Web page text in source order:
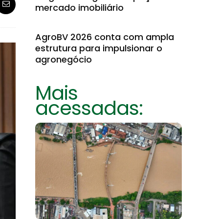
mercado imobiliário
AgroBV 2026 conta com ampla
estrutura para impulsionar o
agronegócio
Mais
acessadas: